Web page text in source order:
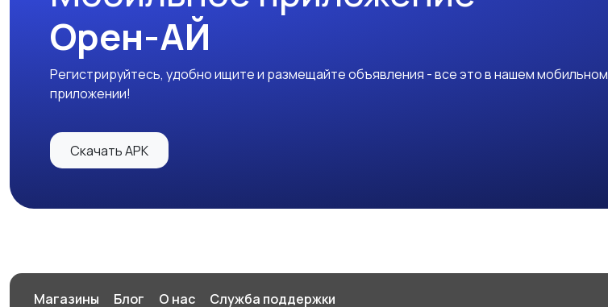
Орен-АЙ
Регистрируйтесь, удобно ищите и размещайте объявления - все это в нашем мобильном
приложении!
Скачать APK
Магазины Блог О нас Служба поддержки